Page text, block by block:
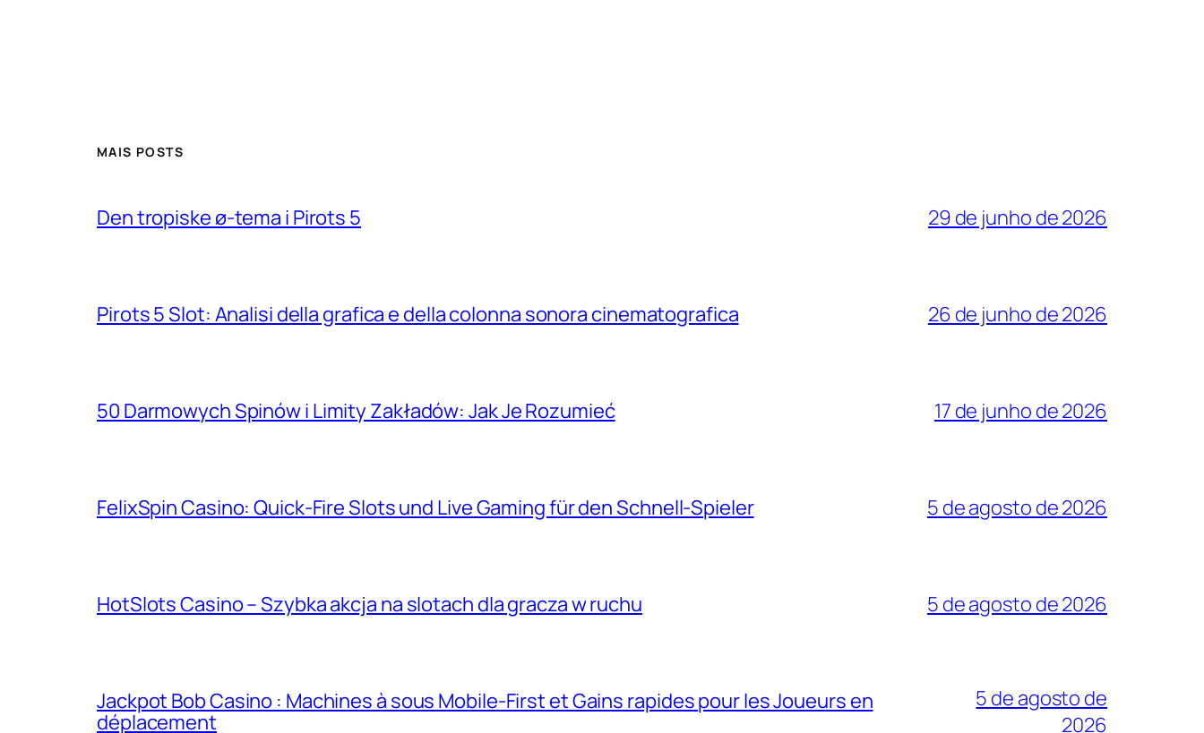
MAIS POSTS
Den tropiske ø-tema i Pirots 5 29 de junho de 2026
Pirots 5 Slot: Analisi della grafica e della colonna sonora cinematografica 26 de junho de 2026
50 Darmowych Spinów i Limity Zakładów: Jak Je Rozumieć 17 de junho de 2026
FelixSpin Casino: Quick‑Fire Slots und Live Gaming für den Schnell‑Spieler 5 de agosto de 2026
HotSlots Casino – Szybka akcja na slotach dla gracza w ruchu 5 de agosto de 2026
Jackpot Bob Casino : Machines à sous Mobile‑First et Gains rapides pour les Joueurs en
déplacement
5 de agosto de
2026